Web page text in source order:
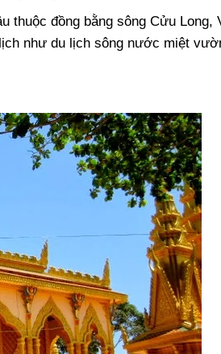
thuộc đồng bằng sông Cửu Long,
như du lịch sông nước miệt
Di
UY TÍN
Bán
Sinh Di
Tại
Cả
Cần
Tây
Vệ
Giá
3329
Tiêu Chuẩn
Vệ Sinh Công
22/11/2016